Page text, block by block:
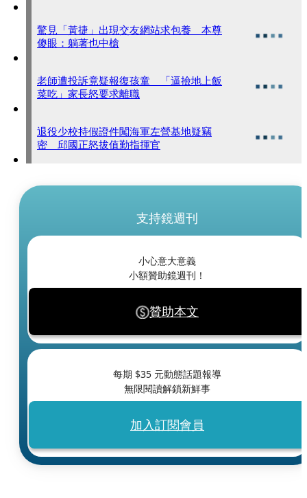
驚見「黃捷」出現交友網站求包養 本尊
傻眼：躺著也中槍
老師遭投訴竟疑報復孩童 「逼撿地上飯
菜吃」家長怒要求離職
退役少校持假證件闖海軍左營基地疑竊
密 邱國正怒拔值勤指揮官
支持鏡週刊
小心意大意義
小額贊助鏡週刊！
贊助本文
每期 $35 元動態話題報導
無限閱讀解鎖新鮮事
加入訂閱會員